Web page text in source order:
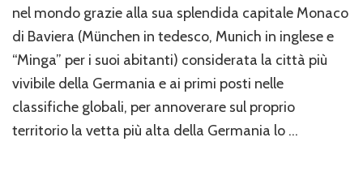
dell’Alta
Baviera
(Oberbayern)
nel mondo grazie alla sua splendida capitale Monaco
di Baviera (München in tedesco, Munich in inglese e
“Minga” per i suoi abitanti) considerata la città più
vivibile della Germania e ai primi posti nelle
classifiche globali, per annoverare sul proprio
territorio la vetta più alta della Germania lo …